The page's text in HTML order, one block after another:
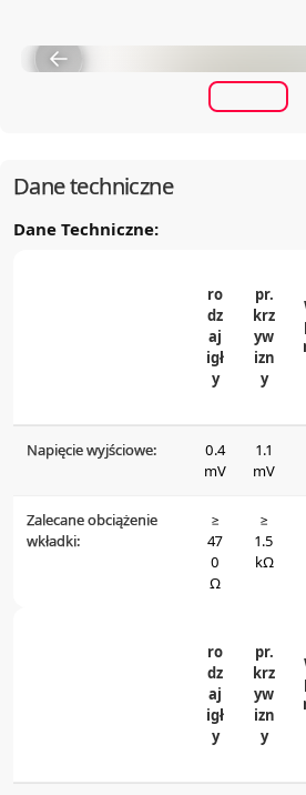
Soundsmith Stylus Guard
Dane techniczne
Dane Techniczne:
ro
dz
aj
igł
y
pr.
krz
yw
izn
y
Napięcie wyjściowe:
0.4
mV
1.1
mV
Zalecane obciążenie
wkładki:
≥
47
0
Ω
≥
1.5
kΩ
ro
dz
aj
igł
y
pr.
krz
yw
izn
y